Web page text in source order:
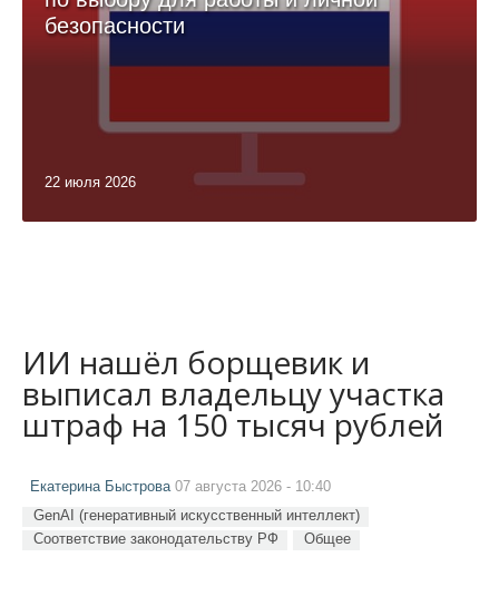
безопасности
22 июля 2026
ИИ нашёл борщевик и
выписал владельцу участка
штраф на 150 тысяч рублей
Екатерина Быстрова07 августа 2026 - 10:40
GenAI (генеративный искусственный интеллект)
Соответствие законодательству РФ
Общее